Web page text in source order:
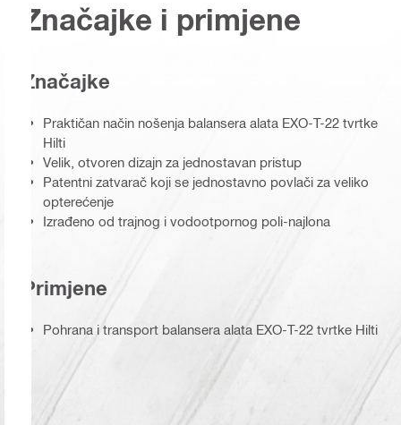
Značajke i primjene
Značajke
Praktičan način nošenja balansera alata EXO-T-22 tvrtke
Hilti
Velik, otvoren dizajn za jednostavan pristup
Patentni zatvarač koji se jednostavno povlači za veliko
opterećenje
Izrađeno od trajnog i vodootpornog poli-najlona
Primjene
Pohrana i transport balansera alata EXO-T-22 tvrtke Hilti